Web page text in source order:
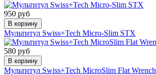
950 руб
В корзину
Мультитул Swiss+Tech Micro-Slim STX
580 руб
В корзину
Мультитул Swiss+Tech MicroSlim Flat Wrench